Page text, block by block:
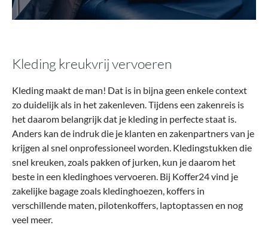
Kleding kreukvrij vervoeren
Kleding maakt de man! Dat is in bijna geen enkele context
zo duidelijk als in het zakenleven. Tijdens een zakenreis is
het daarom belangrijk dat je kleding in perfecte staat is.
Anders kan de indruk die je klanten en zakenpartners van je
krijgen al snel onprofessioneel worden. Kledingstukken die
snel kreuken, zoals pakken of jurken, kun je daarom het
beste in een kledinghoes vervoeren. Bij Koffer24 vind je
zakelijke bagage zoals kledinghoezen, koffers in
verschillende maten, pilotenkoffers, laptoptassen en nog
veel meer.